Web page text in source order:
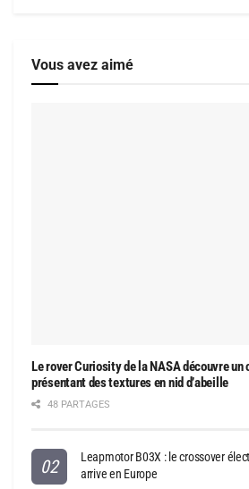
Vous avez aimé
Le rover Curiosity de la NASA découvre un
présentant des textures en nid d’abeille
48 PARTAGES
Leapmotor B03X : le crossover
arrive en Europe